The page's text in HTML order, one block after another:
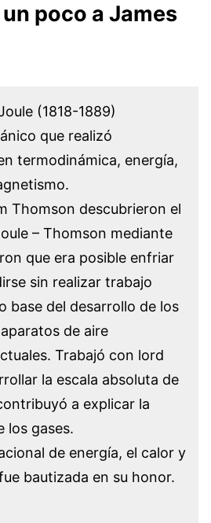
poco a James
(1818-1889)
que realizó
termodinámica, energía,
Thomson descubrieron el
– Thomson mediante
que era posible enfriar
sin realizar trabajo
base del desarrollo de los
de aire
Trabajó con lord
la escala absoluta de
a explicar la
los gases.
de energía, el calor y
bautizada en su honor.